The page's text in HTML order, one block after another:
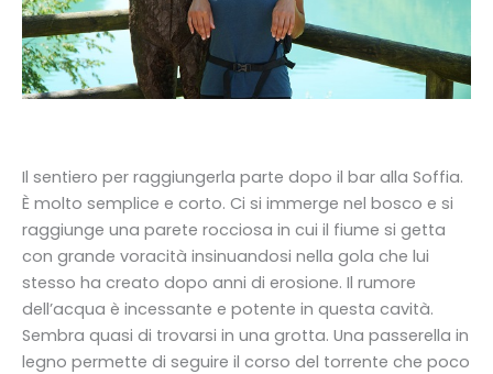
Il sentiero per raggiungerla parte dopo il bar alla Soffia.
È molto semplice e corto. Ci si immerge nel bosco e si
raggiunge una parete rocciosa in cui il fiume si getta
con grande voracità insinuandosi nella gola che lui
stesso ha creato dopo anni di erosione. Il rumore
dell’acqua è incessante e potente in questa cavità.
Sembra quasi di trovarsi in una grotta. Una passerella in
legno permette di seguire il corso del torrente che poco